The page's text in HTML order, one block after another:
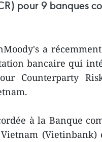
pour 9 banques
a
bancaire qui
Counterparty
à la Banque